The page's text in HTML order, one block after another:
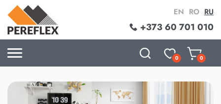
+373 60 701 010
EN RO RU
0 0